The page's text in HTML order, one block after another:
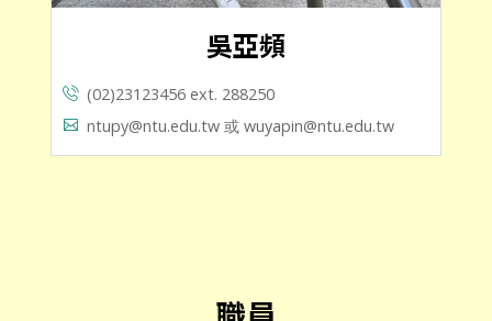
吳亞頻
(02)23123456 ext. 288250
ntupy@ntu.edu.tw 或 wuyapin@ntu.edu.tw